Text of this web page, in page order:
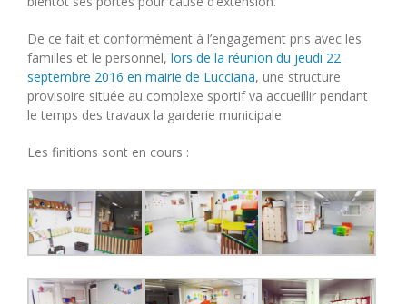
De ce fait et conformément à l’engagement pris avec les
familles et le personnel, lors de la réunion du jeudi 22
septembre 2016 en mairie de Lucciana, une structure
provisoire située au complexe sportif va accueillir pendant
le temps des travaux la garderie municipale.
Les finitions sont en cours :